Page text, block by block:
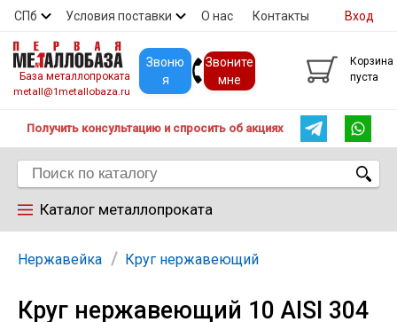
СПб Условия поставки О нас Контакты
Скидки Прайс Покупателям
Вход
База металлопроката
metall@1metallobaza.ru
Звоню
я
Звоните
мне
Корзина
пуста
Получить консультацию и спросить об акциях
Каталог металлопроката
Арматура
Труба профильная
Нержавейка Круг нержавеющий
Круг нержавеющий 10 AISI 304